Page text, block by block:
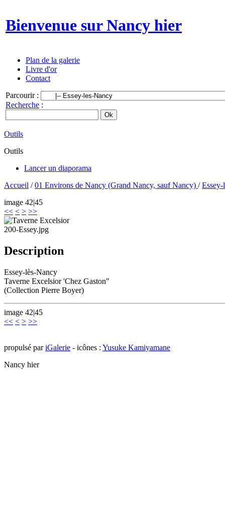
Bienvenue sur Nancy hier
Plan de la galerie
Livre d'or
Contact
Parcourir :
Recherche :
Outils
Outils
Lancer un diaporama
Accueil /01 Environs de Nancy (Grand Nancy, sauf Nancy) /
image 42|45
<< < > >>
200-Essey.jpg
Description
Essey-lès-Nancy
Taverne Excelsior 'Chez Gaston"
(Collection Pierre Boyer)
image 42|45
<< < > >>
propulsé pariGalerie - icônes : Yusuke Kamiyamane
Nancy hier